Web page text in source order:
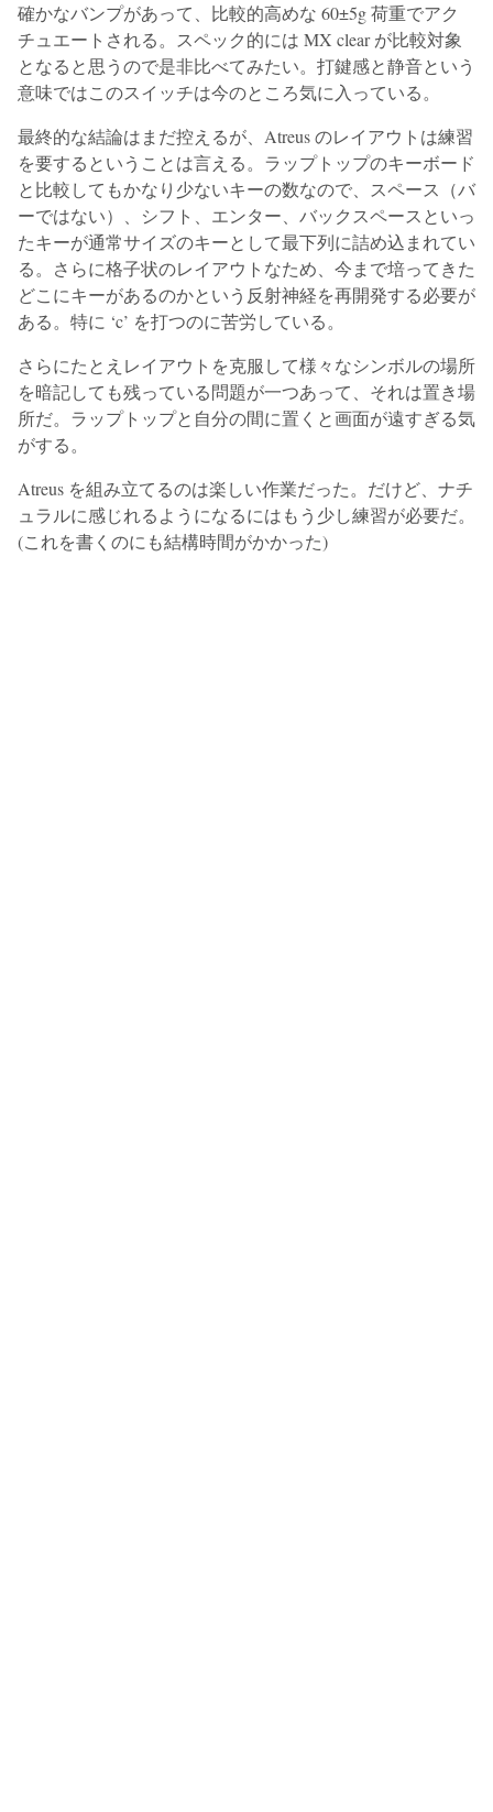
確かなバンプがあって、比較的高めな 60±5g 荷重でアク
チュエートされる。スペック的には MX clear が比較対象
となると思うので是非比べてみたい。打鍵感と静音という
意味ではこのスイッチは今のところ気に入っている。
最終的な結論はまだ控えるが、Atreus のレイアウトは練習
を要するということは言える。ラップトップのキーボード
と比較してもかなり少ないキーの数なので、スペース（バ
ーではない）、シフト、エンター、バックスペースといっ
たキーが通常サイズのキーとして最下列に詰め込まれてい
る。さらに格子状のレイアウトなため、今まで培ってきた
どこにキーがあるのかという反射神経を再開発する必要が
ある。特に ‘c’ を打つのに苦労している。
さらにたとえレイアウトを克服して様々なシンボルの場所
を暗記しても残っている問題が一つあって、それは置き場
所だ。ラップトップと自分の間に置くと画面が遠すぎる気
がする。
Atreus を組み立てるのは楽しい作業だった。だけど、ナチ
ュラルに感じれるようになるにはもう少し練習が必要だ。
(これを書くのにも結構時間がかかった)